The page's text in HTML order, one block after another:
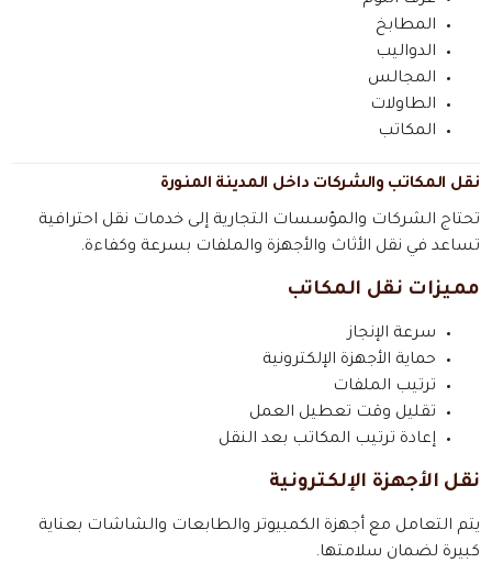
المطابخ
الدواليب
المجالس
الطاولات
المكاتب
نقل المكاتب والشركات داخل المدينة المنورة
تحتاج الشركات والمؤسسات التجارية إلى خدمات نقل احترافية
تساعد في نقل الأثاث والأجهزة والملفات بسرعة وكفاءة.
مميزات نقل المكاتب
سرعة الإنجاز
حماية الأجهزة الإلكترونية
ترتيب الملفات
تقليل وقت تعطيل العمل
إعادة ترتيب المكاتب بعد النقل
نقل الأجهزة الإلكترونية
يتم التعامل مع أجهزة الكمبيوتر والطابعات والشاشات بعناية
كبيرة لضمان سلامتها.